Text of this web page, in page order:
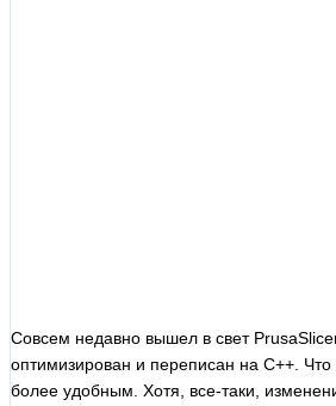
Совсем недавно вышел в свет
оптимизирован и переписан на С++.
более удобным. Хотя, все-таки,